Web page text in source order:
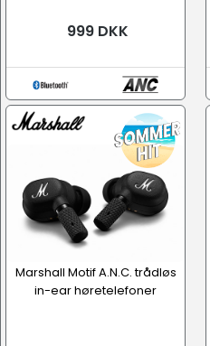
999 DKK
Marshall Motif A.N.C. trådløs
in-ear høretelefoner